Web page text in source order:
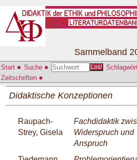
Start Suche Los!
Zeitschriften
Sammelband
Didaktische Konzeptionen
Raupach-
Strey, Gisela
Fachdidaktik
Widerspruch und
Anspruch